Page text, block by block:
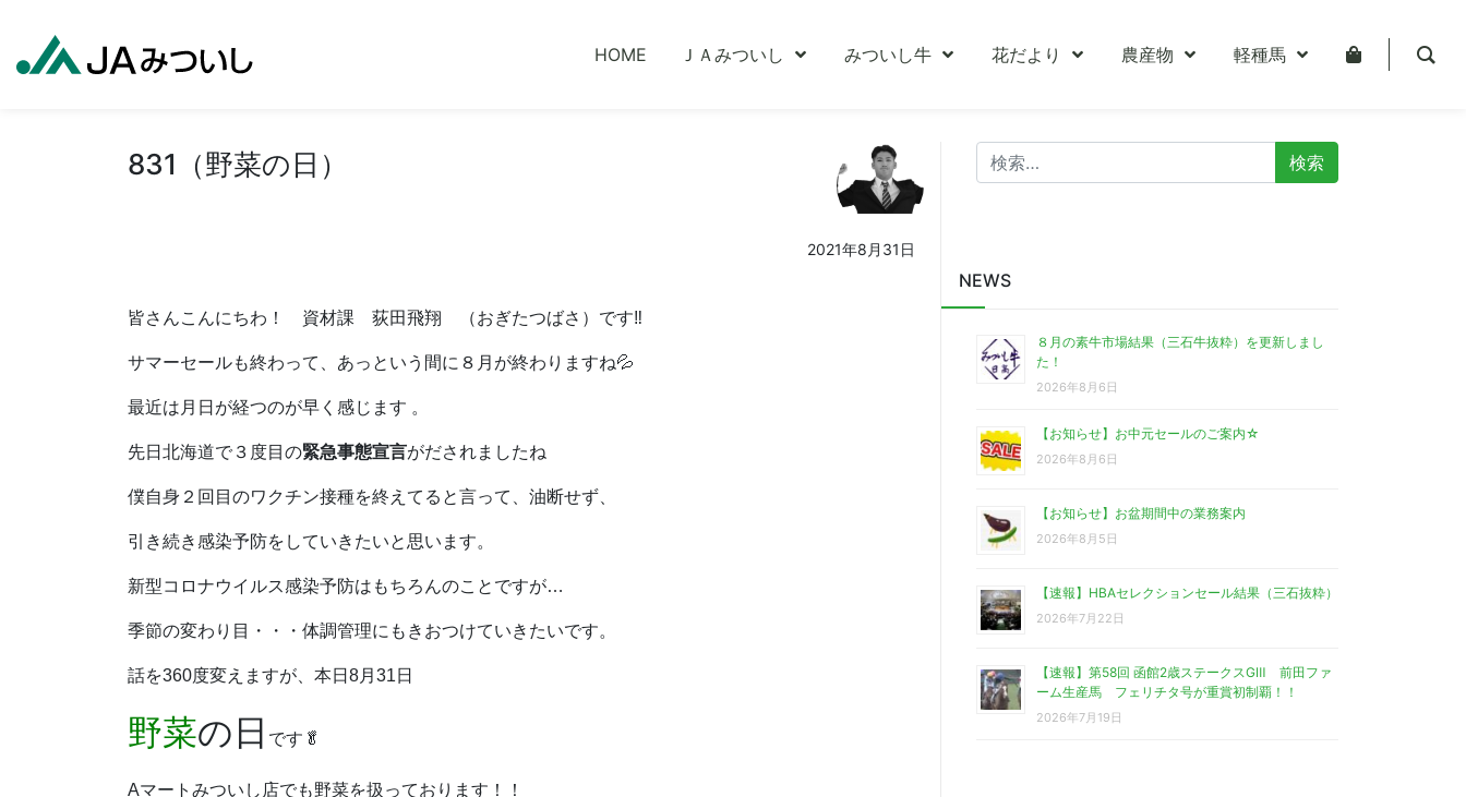
HOME ＪＡみついし みついし牛 花だより 農産物 軽種馬
831（野菜の日）
2021年8月31日
皆さんこんにちわ！ 資材課 荻田飛翔 （おぎたつばさ）です‼
サマーセールも終わって、あっという間に８月が終わりますね💦
最近は月日が経つのが早く感じます 。
先日北海道で３度目の緊急事態宣言がだされましたね
僕自身２回目のワクチン接種を終えてると言って、油断せず、
引き続き感染予防をしていきたいと思います。
新型コロナウイルス感染予防はもちろんのことですが…
季節の変わり目・・・体調管理にもきおつけていきたいです。
話を360度変えますが、 本日8月31日
野菜の日 です🥬
Aマートみついし店でも野菜を扱っております！！
検
索:
NEWS
８月の素牛市場結果（三石牛抜粋）を更新しまし
た！
2026年8月6日
【お知らせ】お中元セールのご案内☆
2026年8月6日
【お知らせ】お盆期間中の業務案内
2026年8月5日
【速報】HBAセレクションセール結果（三石抜粋）
2026年7月22日
【速報】第58回 函館2歳ステークスGⅢ 前田ファ
ーム生産馬 フェリチタ号が重賞初制覇！！
2026年7月19日